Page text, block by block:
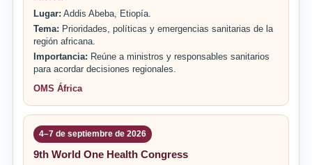
Lugar: Addis Abeba, Etiopía.
Tema: Prioridades, políticas y emergencias sanitarias de la
región africana.
Importancia: Reúne a ministros y responsables sanitarios
para acordar decisiones regionales.
OMS África
4–7 de septiembre de 2026
9th World One Health Congress